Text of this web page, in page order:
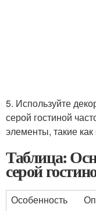
5. Используйте
серой гостиной
элементы, такие
Таблица:
серой
Особенность